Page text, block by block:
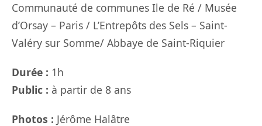
Communauté de communes Ile de Ré / Musée
d’Orsay – Paris / L’Entrepôts des Sels – Saint-
Valéry sur Somme/ Abbaye de Saint-Riquier
Durée : 1h
Public : à partir de 8 ans
Photos : Jérôme Halâtre